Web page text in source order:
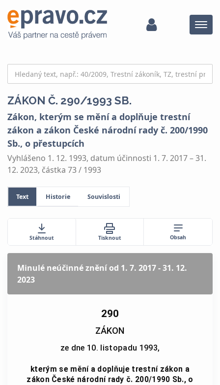
Menu
ZÁKON Č. 290/1993 SB.
Zákon, kterým se mění a doplňuje trestní
zákon a zákon České národní rady č. 200/1990
Sb., o přestupcích
Vyhlášeno 1. 12. 1993, datum účinnosti 1. 7. 2017 – 31.
12. 2023, částka 73 / 1993
Text Historie Souvislosti
Stáhnout Tisknout Obsah
Minulé neúčinné zněníod 1. 7. 2017 - 31. 12.
2023
290
ZÁKON
ze dne 10. listopadu 1993,
kterým se mění a doplňuje trestní zákon a
zákon České národní rady č. 200/1990 Sb., o